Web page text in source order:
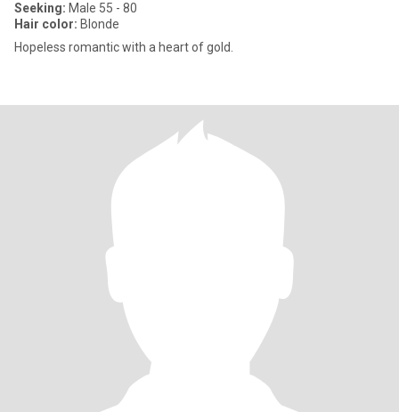
Seeking: Male 55 - 80
Hair color: Blonde
Hopeless romantic with a heart of gold.